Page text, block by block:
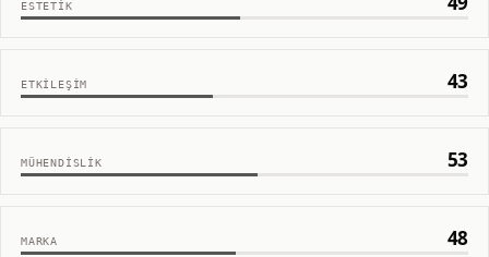
ESTETIK
ETKILEŞIM 43
MÜHENDISLIK 53
MARKA 48